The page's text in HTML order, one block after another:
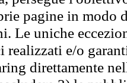
pagine in modo
Le uniche
realizzati e/o
direttamente